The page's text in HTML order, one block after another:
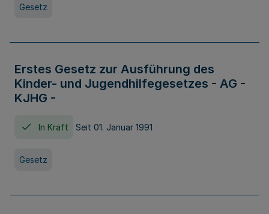
Gesetz
Erstes Gesetz zur Ausführung des
Kinder- und Jugendhilfegesetzes - AG -
KJHG -
In Kraft Seit 01. Januar 1991
Gesetz